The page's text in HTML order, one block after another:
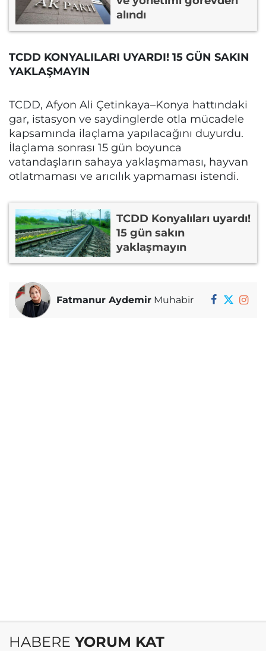
alındı
TCDD KONYALILARI UYARDI! 15 GÜN SAKIN
YAKLAŞMAYIN
TCDD, Afyon Ali Çetinkaya–Konya hattındaki
gar, istasyon ve saydinglerde otla mücadele
kapsamında ilaçlama yapılacağını duyurdu.
İlaçlama sonrası 15 gün boyunca
vatandaşların sahaya yaklaşmaması, hayvan
otlatmaması ve arıcılık yapmaması istendi.
TCDD Konyalıları uyardı!
15 gün sakın
yaklaşmayın
Fatmanur Aydemir Muhabir
HABERE YORUM KAT